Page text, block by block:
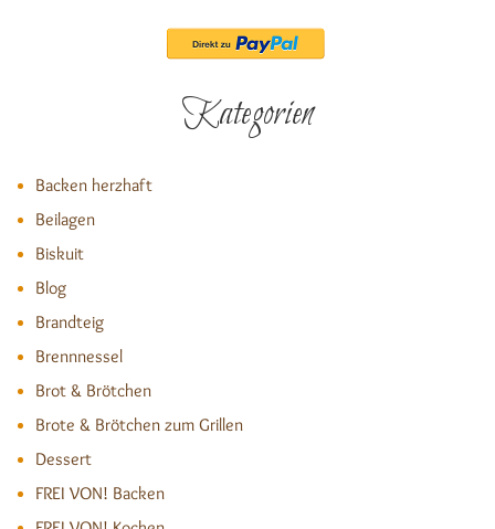
Kategorien
Backen herzhaft
Beilagen
Biskuit
Blog
Brandteig
Brennnessel
Brot & Brötchen
Brote & Brötchen zum Grillen
Dessert
FREI VON! Backen